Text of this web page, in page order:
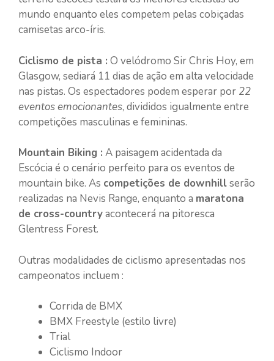
mundo enquanto eles competem pelas cobiçadas
camisetas arco-íris.
Ciclismo de pista : O velódromo Sir Chris Hoy, em
Glasgow, sediará 11 dias de ação em alta velocidade
nas pistas. Os espectadores podem esperar por 22
eventos emocionantes, divididos igualmente entre
competições masculinas e femininas.
Mountain Biking : A paisagem acidentada da
Escócia é o cenário perfeito para os eventos de
mountain bike. As competições de downhillserão
realizadas na Nevis Range, enquanto a maratona
de cross-countryacontecerá na pitoresca
Glentress Forest.
Outras modalidades de ciclismo apresentadas nos
campeonatos incluem :
Corrida de BMX
BMX Freestyle (estilo livre)
Trial
Ciclismo Indoor